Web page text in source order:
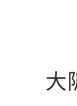
大